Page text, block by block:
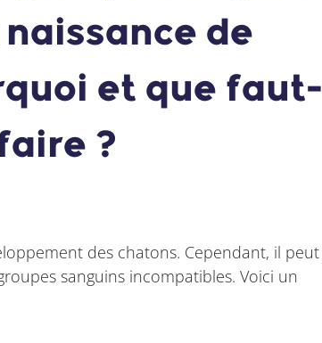
naissance de
et que faut-
?
des chatons. Cependant, il peut
sanguins incompatibles. Voici un